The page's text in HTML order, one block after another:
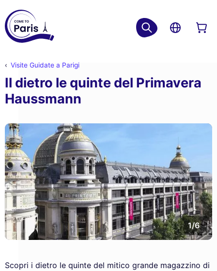
Visite Guidate a Parigi
Il dietro le quinte del Primavera
Haussmann
1/6
Scopri i dietro le quinte del mitico grande magazzino di